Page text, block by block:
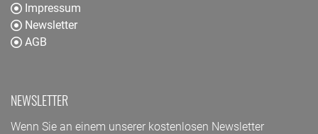
Impressum
Newsletter
AGB
NEWSLETTER
Wenn Sie an einem unserer kostenlosen Newsletter